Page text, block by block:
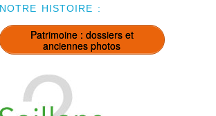
NOTRE HISTOIRE :
Patrimoine : dossiers et
anciennes photos